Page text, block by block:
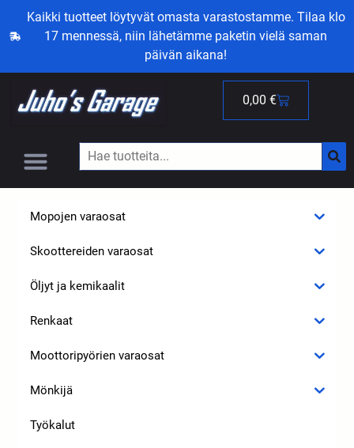
Kaikki tuotteet löytyvät omasta varastostamme. Tilaa klo
17 mennessä, niin lähetämme paketin vielä saman
päivän aikana!
0,00 €
Mopojen varaosat
Skoottereiden varaosat
Öljyt ja kemikaalit
Renkaat
Moottoripyörien varaosat
Mönkijä
Työkalut